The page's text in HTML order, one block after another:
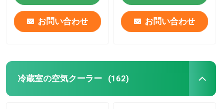
お問い合わせ お問い合わせ
冷蔵室の空気クーラー (162)